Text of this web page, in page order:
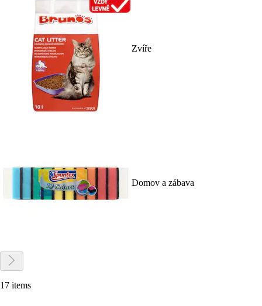
Zvíře
Domov a zábava
17 items